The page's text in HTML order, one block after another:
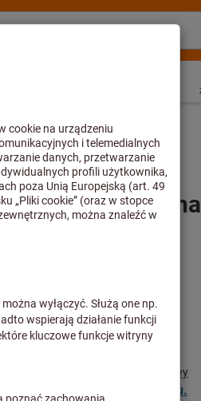
klejąca,
Ceny plus koszty dostawy
biznesowych po zalogowaniu.